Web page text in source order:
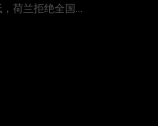
荷兰拒绝全国...